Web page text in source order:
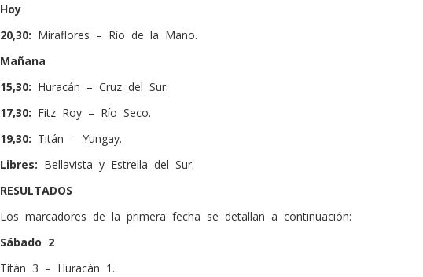
Hoy
20,30: Miraflores – Río de la Mano.
Mañana
15,30: Huracán – Cruz del Sur.
17,30: Fitz Roy – Río Seco.
19,30: Titán – Yungay.
Libres: Bellavista y Estrella del Sur.
RESULTADOS
Los marcadores de la primera fecha se detallan a continuación:
Sábado 2
Titán 3 – Huracán 1.